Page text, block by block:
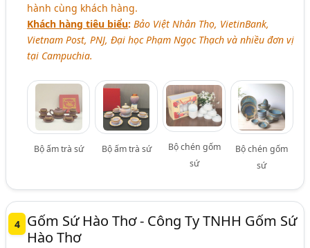
hành cùng khách hàng.
Khách hàng tiêu biểu: Bảo Việt Nhân Thọ, VietinBank,
Vietnam Post, PNJ, Đại học Phạm Ngọc Thạch và nhiều đơn vị
tại Campuchia.
Bộ ấm trà sứ Bộ ấm trà sứ
Bộ chén gốm
sứ
Bộ chén gốm
sứ
4
Gốm Sứ Hào Thơ - Công Ty TNHH Gốm Sứ
Hào Thơ